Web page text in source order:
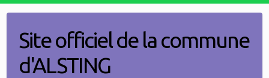
contentSite officiel de la commune
d'ALSTING